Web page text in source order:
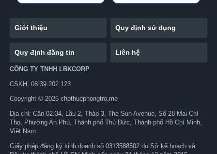
Giới thiệu Quy định sử dụng
Quy định đăng tin Liên hệ
CÔNG TY TNHH LBKCORP
CSKH: 08.39.202.123
Copyright © 2026 chothuephongtro.me
Địa chỉ: Căn 02.34, Lầu 2, Tháp 3, The Sun Avenue, Số 28 Mai Chí
Thọ, Phường An Phú, Thành phố Thủ Đức, Thành phố Hồ Chí Minh,
Việt Nam
Giấy phép đăng ký kinh doanh số 0313588502 do Sở kế hoạch và